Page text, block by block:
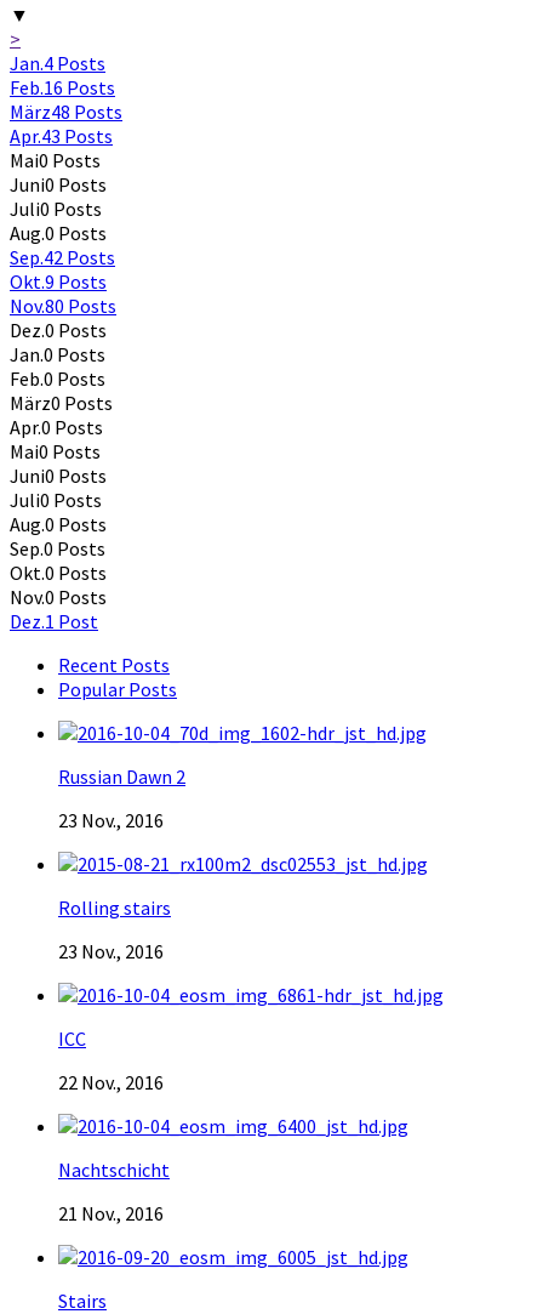
▼
>
Jan.4 Posts
Feb.16 Posts
März48 Posts
Apr.43 Posts
Mai0 Posts
Juni0 Posts
Juli0 Posts
Aug.0 Posts
Sep.42 Posts
Okt.9 Posts
Nov.80 Posts
Dez.0 Posts
Jan.0 Posts
Feb.0 Posts
März0 Posts
Apr.0 Posts
Mai0 Posts
Juni0 Posts
Juli0 Posts
Aug.0 Posts
Sep.0 Posts
Okt.0 Posts
Nov.0 Posts
Dez.1 Post
Recent Posts
Popular Posts
Russian Dawn 2
23 Nov., 2016
Rolling stairs
23 Nov., 2016
ICC
22 Nov., 2016
Nachtschicht
21 Nov., 2016
Stairs